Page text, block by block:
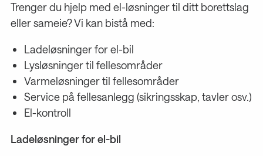
Trenger du hjelp med el-løsninger til ditt borettslag
eller sameie? Vi kan bistå med:
Ladeløsninger for el-bil
Lysløsninger til fellesområder
Varmeløsninger til fellesområder
Service på fellesanlegg (sikringsskap, tavler osv.)
El-kontroll
Ladeløsninger for el-bil